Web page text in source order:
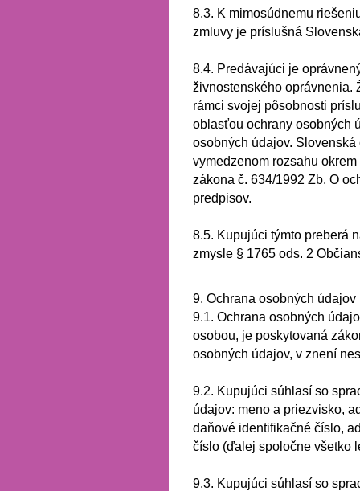
8.3. K mimosúdnemu
zmluvy je príslušná
8.4. Predávajúci je
živnostenského oprávnenia.
rámci svojej pôsobnosti
oblasťou ochrany osobných
osobných údajov. Slovenská
vymedzenom rozsahu
zákona č. 634/1992 Zb. O
predpisov.
8.5. Kupujúci týmto preberá
zmysle § 1765 ods. 2
9. Ochrana osobných údajov
9.1. Ochrana osobných
osobou, je poskytovaná
osobných údajov, v znení
9.2. Kupujúci súhlasí so
údajov: meno a priezvisko,
daňové identifikačné číslo,
číslo (ďalej spoločne všetko
9.3. Kupujúci súhlasí so